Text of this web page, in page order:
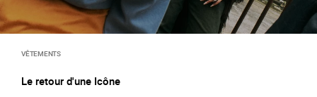
VÊTEMENTS
Le retour d'une Icône